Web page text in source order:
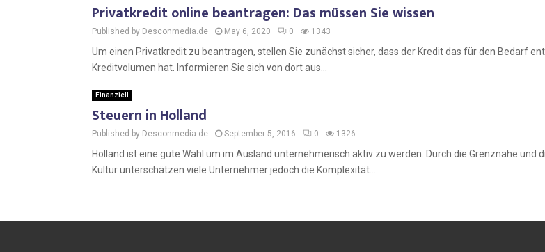
Privatkredit online beantragen: Das müssen Sie wissen
Published by Desconmedia.de May 6, 2020 0 1343
Um einen Privatkredit zu beantragen, stellen Sie zunächst sicher, dass der Kredit das für den Bedarf
Kreditvolumen hat. Informieren Sie sich von dort aus...
Finanziell
Steuern in Holland
Published by Desconmedia.de September 5, 2016 0 1326
Holland ist eine gute Wahl um im Ausland unternehmerisch aktiv zu werden. Durch die Grenznähe und
Kultur unterschätzen viele Unternehmer jedoch die Komplexität...